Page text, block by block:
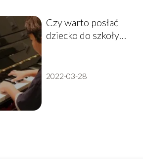
Czy warto posłać
dziecko do szkoły
2022-03-28